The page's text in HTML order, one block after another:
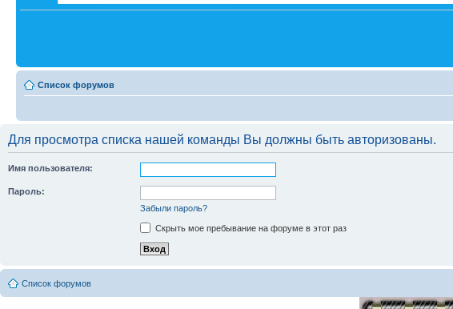
Список форумов
Для просмотра списка нашей команды Вы должны быть авторизованы.
Имя пользователя:
Пароль:
Забыли пароль?
Скрыть мое пребывание на форуме в этот раз
Список форумов